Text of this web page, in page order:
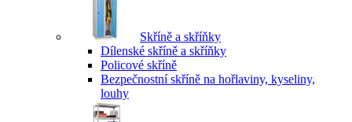
Skříně a skříňky
Dílenské skříně a skříňky
Policové skříně
Bezpečnostní skříně na hořlaviny, kyseliny,
louhy